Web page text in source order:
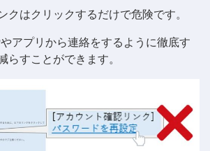
クはクリックするだけで危険です。
アプリから連絡をするように徹底す
らすことができます。